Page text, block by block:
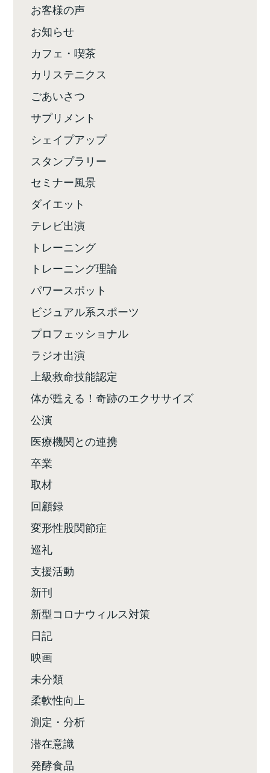
お客様の声
お知らせ
カフェ・喫茶
カリステニクス
ごあいさつ
サプリメント
シェイプアップ
スタンプラリー
セミナー風景
ダイエット
テレビ出演
トレーニング
トレーニング理論
パワースポット
ビジュアル系スポーツ
プロフェッショナル
ラジオ出演
上級救命技能認定
体が甦える！奇跡のエクササイズ
公演
医療機関との連携
卒業
取材
回顧録
変形性股関節症
巡礼
支援活動
新刊
新型コロナウィルス対策
日記
映画
未分類
柔軟性向上
測定・分析
潜在意識
発酵食品